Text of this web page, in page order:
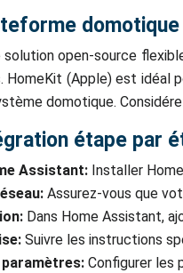
domotique
open-source
HomeKit (Apple) est idéal
domotique.
étape par
Assistant: Installer
Assurez-vous que
Dans Home Assistant,
Suivre les instructions
Configurer les